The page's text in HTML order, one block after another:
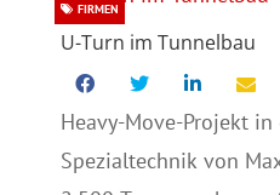
U-Turn im Tunnelbau
FIRMEN
Heavy-Move-Projekt in
Spezialtechnik von